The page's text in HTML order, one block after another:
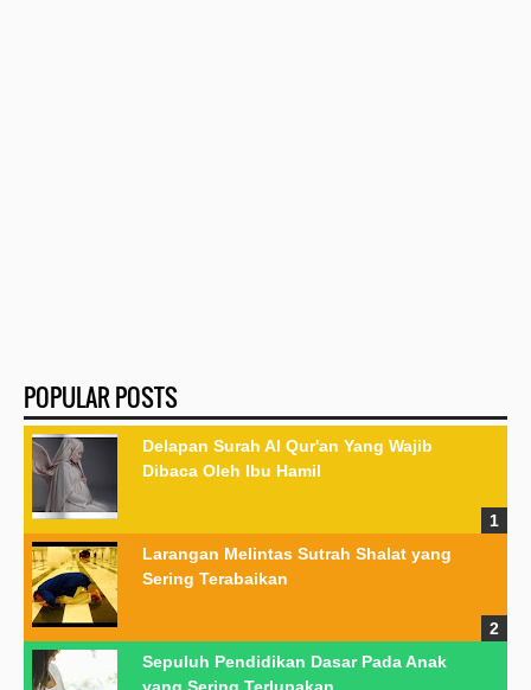
POPULAR POSTS
Delapan Surah Al Qur'an Yang Wajib
Dibaca Oleh Ibu Hamil
Larangan Melintas Sutrah Shalat yang
Sering Terabaikan
Sepuluh Pendidikan Dasar Pada Anak